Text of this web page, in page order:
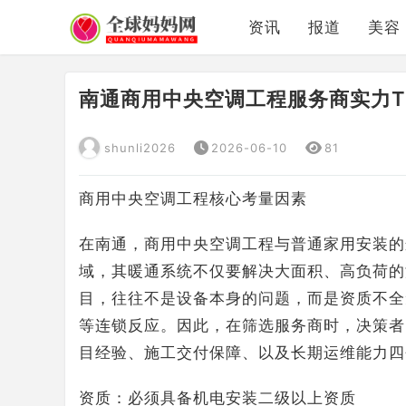
资讯 报道 美容
南通商用中央空调工程服务商实力
shunli2026 2026-06-10 81
商用中央空调工程核心考量因素
在南通，商用中央空调工程与普通家用安装
域，其暖通系统不仅要解决大面积、高负荷
目，往往不是设备本身的问题，而是资质不
等连锁反应。因此，在筛选服务商时，决策
目经验、施工交付保障、以及长期运维能力
资质：必须具备机电安装二级以上资质